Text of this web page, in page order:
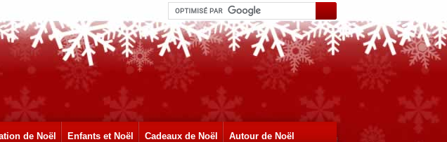
de Noël Enfants et Noël Cadeaux de Noël Autour de Noël